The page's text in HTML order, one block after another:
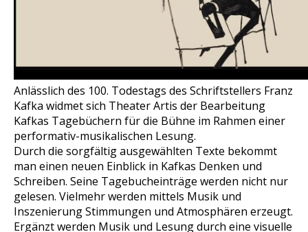
Anlässlich des 100. Todestags des Schriftstellers Franz
Kafka widmet sich Theater Artis der Bearbeitung
Kafkas Tagebüchern für die Bühne im Rahmen einer
performativ-musikalischen Lesung.
Durch die sorgfältig ausgewählten Texte bekommt
man einen neuen Einblick in Kafkas Denken und
Schreiben. Seine Tagebucheinträge werden nicht nur
gelesen. Vielmehr werden mittels Musik und
Inszenierung Stimmungen und Atmosphären erzeugt.
Ergänzt werden Musik und Lesung durch eine visuelle